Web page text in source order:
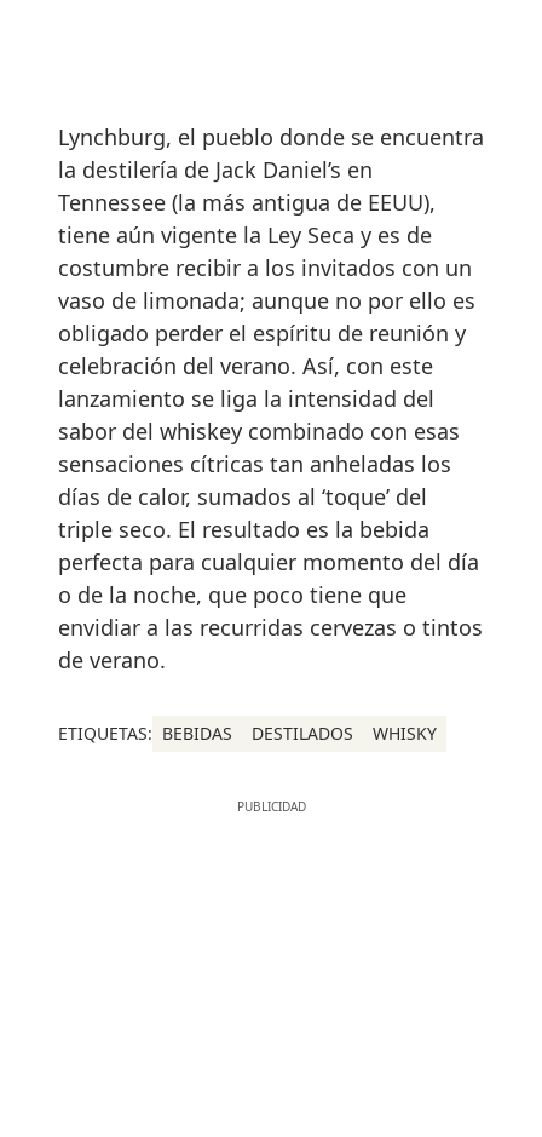
Lynchburg, el pueblo donde se encuentra
la destilería de Jack Daniel’s en
Tennessee (la más antigua de EEUU),
tiene aún vigente la Ley Seca y es de
costumbre recibir a los invitados con un
vaso de limonada; aunque no por ello es
obligado perder el espíritu de reunión y
celebración del verano. Así, con este
lanzamiento se liga la intensidad del
sabor del whiskey combinado con esas
sensaciones cítricas tan anheladas los
días de calor, sumados al ‘toque’ del
triple seco. El resultado es la bebida
perfecta para cualquier momento del día
o de la noche, que poco tiene que
envidiar a las recurridas cervezas o tintos
de verano.
ETIQUETAS: BEBIDAS DESTILADOS WHISKY